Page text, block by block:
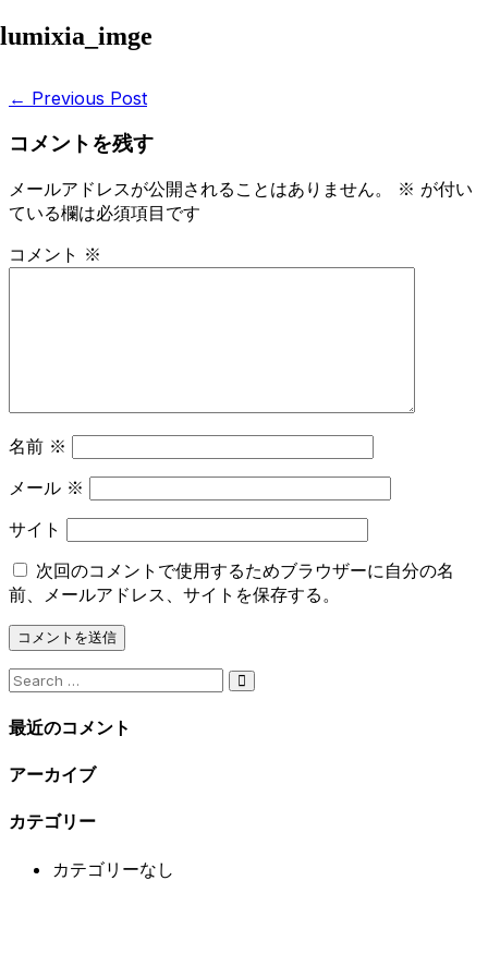
to
lumixia_imge
Post
← Previous Post
コメントを残す
メールアドレスが公開されることはありません。 ※ が付い
ている欄は必須項目です
コメント ※
名前 ※
メール ※
サイト
次回のコメントで使用するためブラウザーに自分の名
前、メールアドレス、サイトを保存する。
Search
最近のコメント
アーカイブ
カテゴリー
カテゴリーなし